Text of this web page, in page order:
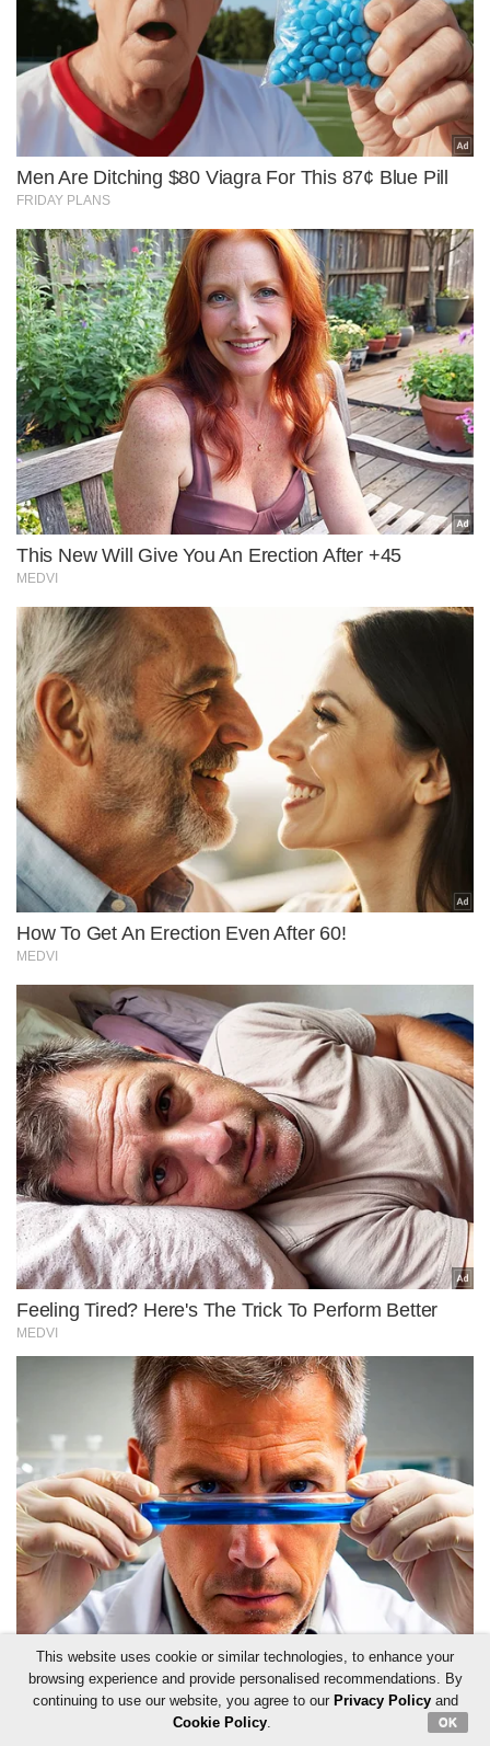
This website uses cookie or similar technologies, to enhance your
browsing experience and provide personalised recommendations. By
continuing to use our website, you agree to our Privacy Policyand
Cookie Policy. OK